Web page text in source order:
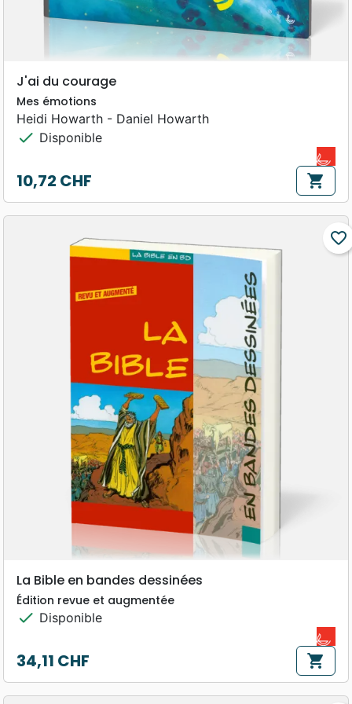
J'ai du courage
Mes émotions
Heidi Howarth - Daniel Howarth
check Disponible
Prix
10,72 CHF shopping_cart
favorite_border
La Bible en bandes dessinées
Édition revue et augmentée
check Disponible
Prix
34,11 CHF shopping_cart